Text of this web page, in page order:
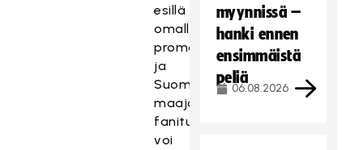
esillä
omalla
promopisteellään
ja
Suomen
maajoukkueen
fanituotteita
voi
myynnissä –
hanki ennen
ensimmäistä
peliä
06.08.2026